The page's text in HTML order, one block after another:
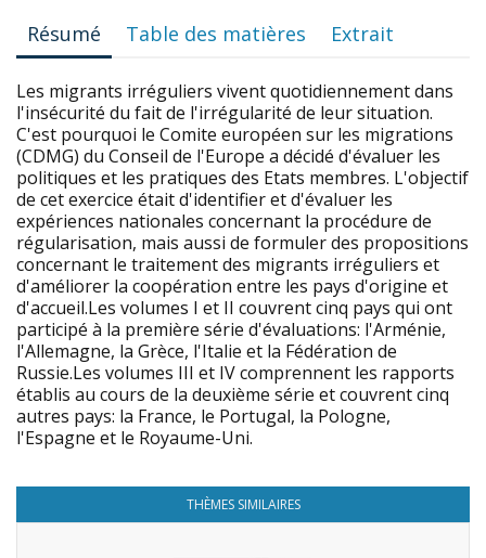
Résumé Table des matières Extrait
Les migrants irréguliers vivent quotidiennement dans
l'insécurité du fait de l'irrégularité de leur situation.
C'est pourquoi le Comite européen sur les migrations
(CDMG) du Conseil de l'Europe a décidé d'évaluer les
politiques et les pratiques des Etats membres. L'objectif
de cet exercice était d'identifier et d'évaluer les
expériences nationales concernant la procédure de
régularisation, mais aussi de formuler des propositions
concernant le traitement des migrants irréguliers et
d'améliorer la coopération entre les pays d'origine et
d'accueil.Les volumes I et II couvrent cinq pays qui ont
participé à la première série d'évaluations: l'Arménie,
l'Allemagne, la Grèce, l'Italie et la Fédération de
Russie.Les volumes III et IV comprennent les rapports
établis au cours de la deuxième série et couvrent cinq
autres pays: la France, le Portugal, la Pologne,
l'Espagne et le Royaume-Uni.
THÈMES SIMILAIRES